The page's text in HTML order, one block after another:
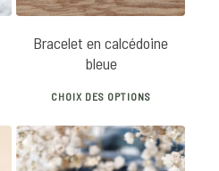
product
multiple
variants.
Bracelet en calcédoine
bleue
CHOIX DES OPTIONS
has